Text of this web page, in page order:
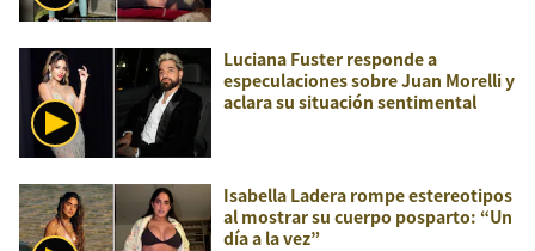
Luciana Fuster responde a
especulaciones sobre Juan Morelli y
aclara su situación sentimental
Isabella Ladera rompe estereotipos
al mostrar su cuerpo posparto: “Un
día a la vez”